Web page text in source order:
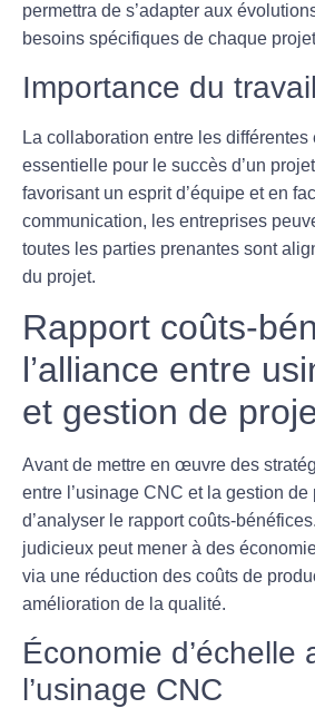
permettra de s’adapter aux
besoins spécifiques de chaque
Importance du
La collaboration entre les différentes
essentielle pour le succès d’un
favorisant un esprit d’équipe et en
communication, les entreprises
toutes les parties prenantes sont
du projet.
Rapport coûts-
l’alliance entre
et gestion de
Avant de mettre en œuvre des
entre l’usinage CNC et la gestion de
d’analyser le rapport coûts-
judicieux peut mener à des
via une réduction des coûts de
amélioration de la qualité.
Économie d’échelle
l’usinage CNC